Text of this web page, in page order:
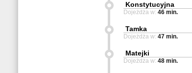
Konstytucyjna
Dojeżdża w: 46 min.
Tamka
Dojeżdża w: 47 min.
Matejki
Dojeżdża w: 48 min.